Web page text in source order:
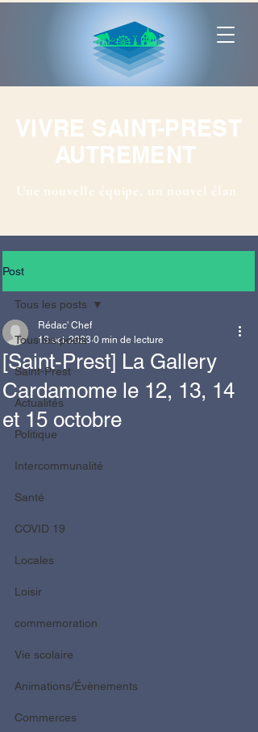
VIVRE SAINT-PREST
AUTREMENT
Une nouvelle équipe, un nouvel élan
Post
Tous les posts
Saint-Prest
Actualités
Politique
Intercommunalité
Santé
COVID 19
Locales
Loisir
commemoration
Vie scolaire
Animations/Évènements
Commerces
Tous les posts
[Saint-Prest] La Gallery
Cardamome le 12, 13, 14
et 15 octobre
Rédac' Chef
13 oct. 2023 0 min de lecture